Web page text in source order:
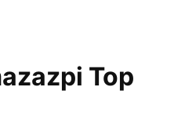
Top